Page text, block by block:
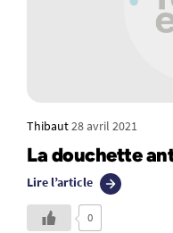
Thibaut28 avril 2021
La douchette
Lire l’article
0